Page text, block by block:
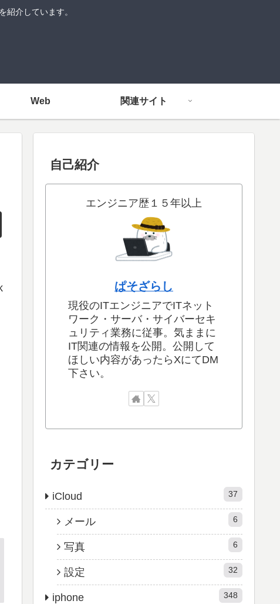
介しています。
Web 関連サイト
自己紹介
エンジニア歴１５年以上
ぱそざらし
現役のITエンジニアでITネット
ワーク・サーバ・サイバーセキ
ュリティ業務に従事。気ままに
IT関連の情報を公開。公開して
ほしい内容があったらXにてDM
下さい。
カテゴリー
iCloud 37
メール 6
写真 6
設定 32
iphone 348